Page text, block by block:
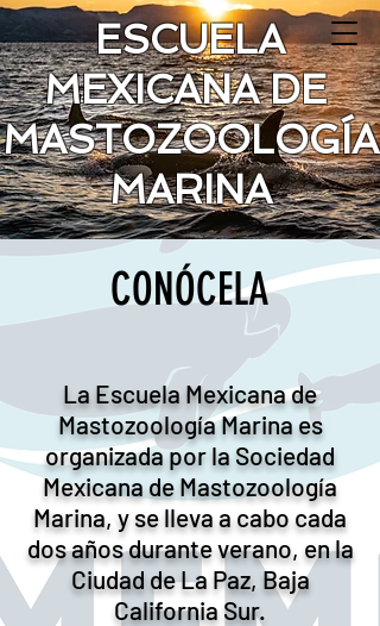
ESCUELA
MEXICANA DE
MASTOZOOLOGÍA
MARINA
CONÓCELA
La Escuela Mexicana de
Mastozoología Marina es
organizada por la Sociedad
Mexicana de Mastozoología
Marina, y se lleva a cabo cada
dos años durante verano, en la
Ciudad de La Paz, Baja
California Sur.